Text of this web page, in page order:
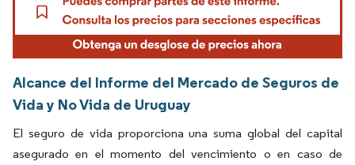
Alcance del Informe del Mercado de Seguros de
Vida y No Vida de Uruguay
El seguro de vida proporciona una suma global del capital
asegurado en el momento del vencimiento o en caso de